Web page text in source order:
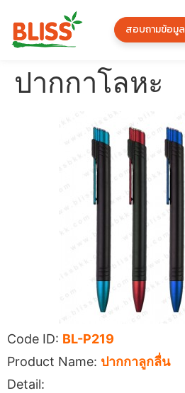
สอบถามข้อมูล
ปากกาโลหะ
Code ID: BL-P219
Product Name: ปากกาลูกลื่น
Detail: